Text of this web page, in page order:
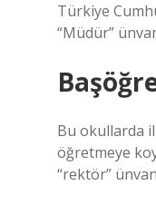
Türkiye
“Müdür”
Bu okullarda
öğretmeye
“rektör”